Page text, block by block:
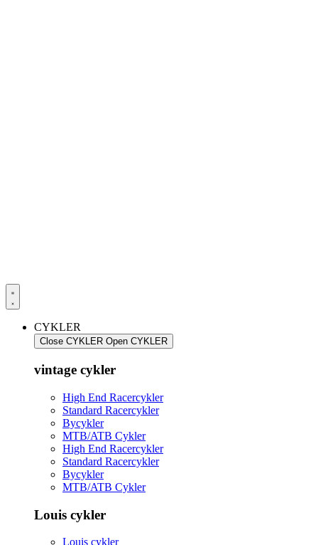
CYKLER
Close CYKLER Open CYKLER
vintage cykler
High End Racercykler
Standard Racercykler
Bycykler
MTB/ATB Cykler
High End Racercykler
Standard Racercykler
Bycykler
MTB/ATB Cykler
Louis cykler
Louis cykler